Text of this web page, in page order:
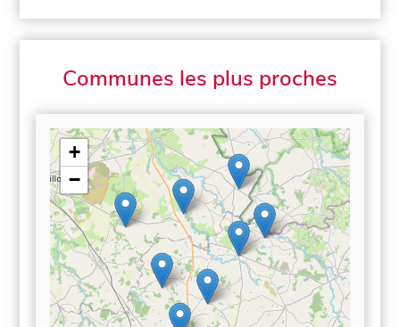
Communes les plus proches
+
−